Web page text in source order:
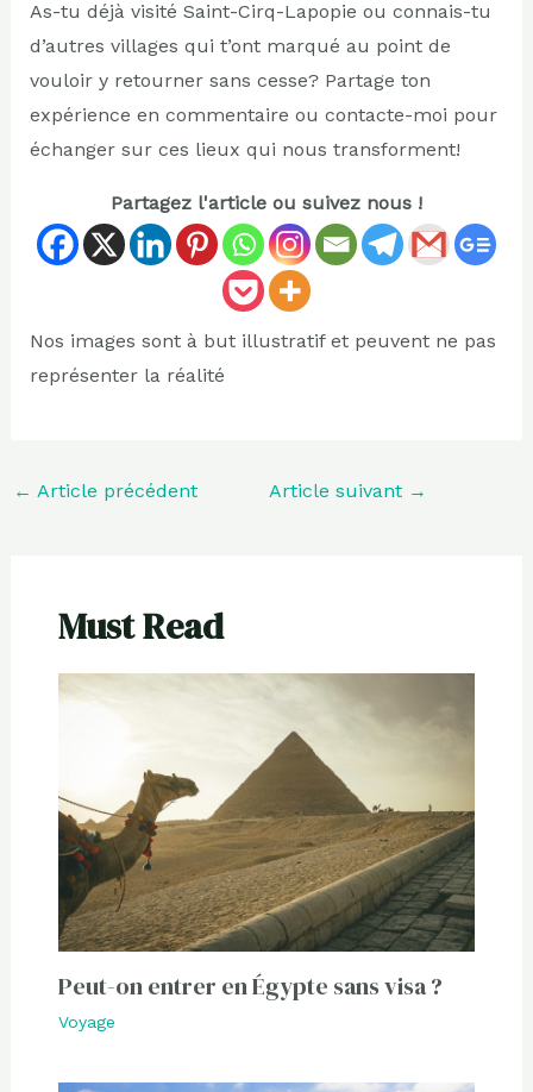
As-tu déjà visité Saint-Cirq-Lapopie ou connais-tu
d’autres villages qui t’ont marqué au point de
vouloir y retourner sans cesse? Partage ton
expérience en commentaire ou contacte-moi pour
échanger sur ces lieux qui nous transforment!
Partagez l'article ou suivez nous !
Nos images sont à but illustratif et peuvent ne pas
représenter la réalité
← Article précédent Article suivant →
Must Read
Peut-on entrer en Égypte sans visa ?
Voyage